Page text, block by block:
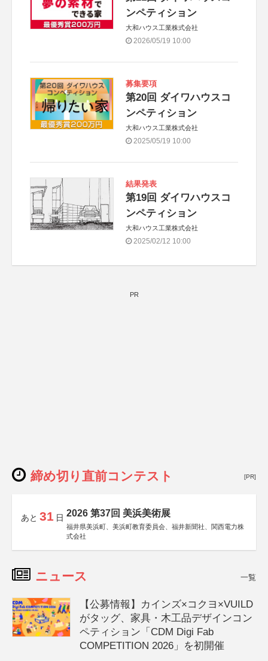
ンペティション
大和ハウス工業株式会社
2026/05/19 10:00
募集要項
第20回 ダイワハウスコ
ンペティション
大和ハウス工業株式会社
2025/05/19 10:00
結果発表
第19回 ダイワハウスコ
ンペティション
大和ハウス工業株式会社
2025/02/12 10:00
PR
締め切り直前コンテスト [PR]
あと 31 日 2026 第37回 美浜美術展
福井県美浜町、美浜町教育委員会、福井新聞社、関西電力株
式会社
ニュース 一覧
【公募情報】カインズ×コクヨ×VUILD
がタッグ、家具・木工品デザインコン
ペティション「CDM Digi Fab
COMPETITION 2026」を初開催